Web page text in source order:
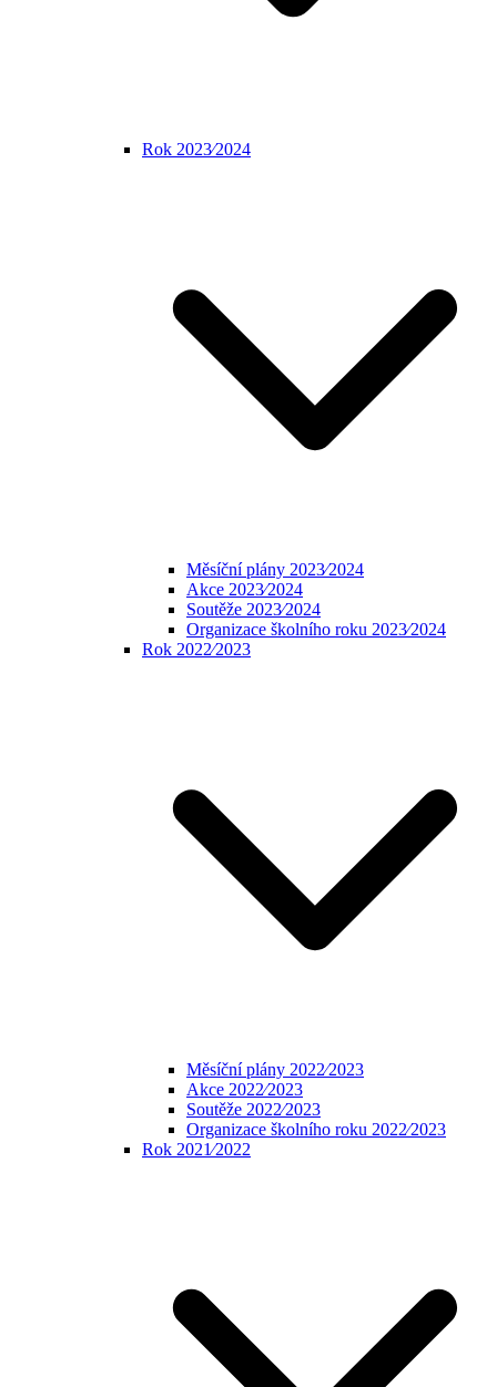
Rok 2023⁄2024
Měsíční plány 2023⁄2024
Akce 2023⁄2024
Soutěže 2023⁄2024
Organizace školního roku 2023⁄2024
Rok 2022⁄2023
Měsíční plány 2022⁄2023
Akce 2022⁄2023
Soutěže 2022⁄2023
Organizace školního roku 2022⁄2023
Rok 2021⁄2022